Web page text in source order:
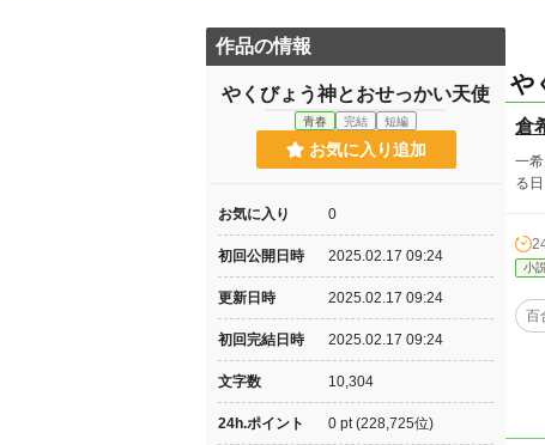
や
倉
一
る
小説
百
作品の情報
やくびょう神とおせっかい天使
青春 完結 短編
お気に入り追加
お気に入り 0
初回公開日時 2025.02.17 09:24
更新日時 2025.02.17 09:24
初回完結日時 2025.02.17 09:24
文字数 10,304
24h.ポイント 0 pt (228,725位)